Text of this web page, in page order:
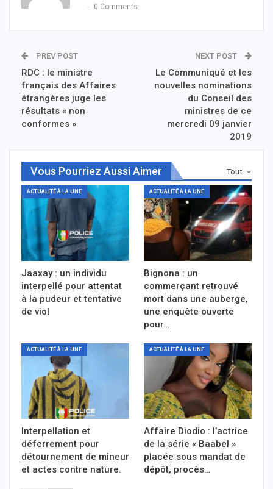
0 Comments
PREV POST
RDC : le ministre
français des Affaires
étrangères juge les
résultats « non
conformes »
NEXT POST
Le Communiqué et les
nouvelles nominations
du Conseil des
ministres de ce
mercredi 09 janvier
2019
Tout
Vous Pourriez Aussi Aimer
ACTUALITÉ À LA UNE
Jaaxay : un individu
interpellé pour attentat
à la pudeur et tentative
de viol
ACTUALITÉ À LA UNE
Bignona : un
commerçant retrouvé
mort dans une auberge,
une enquête ouverte
pour…
ACTUALITÉ À LA UNE
Interpellation et
déferrement pour
détournement de mineur
et actes contre nature.
ACTUALITÉ À LA UNE
Affaire Diodio : l’actrice
de la série « Baabel »
placée sous mandat de
dépôt, procès…